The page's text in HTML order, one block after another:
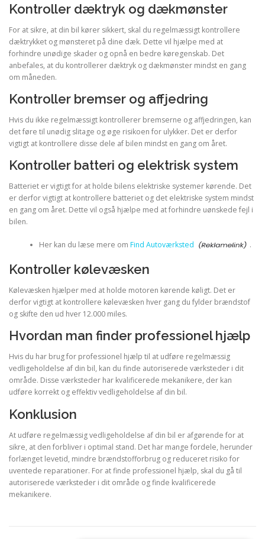
Kontroller dæktryk og dækmønster
For at sikre, at din bil kører sikkert, skal du regelmæssigt kontrollere
dæktrykket og mønsteret på dine dæk. Dette vil hjælpe med at
forhindre unødige skader og opnå en bedre køregenskab. Det
anbefales, at du kontrollerer dæktryk og dækmønster mindst en gang
om måneden.
Kontroller bremser og affjedring
Hvis du ikke regelmæssigt kontrollerer bremserne og affjedringen, kan
det føre til unødig slitage og øge risikoen for ulykker. Det er derfor
vigtigt at kontrollere disse dele af bilen mindst en gang om året.
Kontroller batteri og elektrisk system
Batteriet er vigtigt for at holde bilens elektriske systemer kørende. Det
er derfor vigtigt at kontrollere batteriet og det elektriske system mindst
en gang om året. Dette vil også hjælpe med at forhindre uønskede fejl i
bilen.
Her kan du læse mere om Find Autoværksted .
Kontroller kølevæsken
Kølevæsken hjælper med at holde motoren kørende køligt. Det er
derfor vigtigt at kontrollere kølevæsken hver gang du fylder brændstof
og skifte den ud hver 12.000 miles.
Hvordan man finder professionel hjælp
Hvis du har brug for professionel hjælp til at udføre regelmæssig
vedligeholdelse af din bil, kan du finde autoriserede værksteder i dit
område. Disse værksteder har kvalificerede mekanikere, der kan
udføre korrekt og effektiv vedligeholdelse af din bil.
Konklusion
At udføre regelmæssig vedligeholdelse af din bil er afgørende for at
sikre, at den forbliver i optimal stand. Det har mange fordele, herunder
forlænget levetid, mindre brændstofforbrug og reduceret risiko for
uventede reparationer. For at finde professionel hjælp, skal du gå til
autoriserede værksteder i dit område og finde kvalificerede
mekanikere.